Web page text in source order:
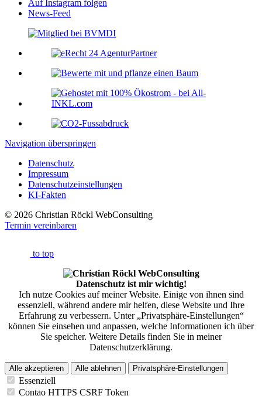
Auf Instagram folgen
News-Feed
Navigation überspringen
Datenschutz
Impressum
Datenschutzeinstellungen
KI-Fakten
© 2026 Christian Röckl WebConsulting
Termin vereinbaren
to top
Datenschutz ist mir wichtig!
Ich nutze Cookies auf meiner Website. Einige von ihnen sind
essenziell, während andere mir helfen, diese Website und Ihre
Erfahrung zu verbessern. Unter „Privatsphäre-Einstellungen“
können Sie einsehen und anpassen, welche Informationen ich über
Sie speicher. Weitere Details finden Sie in meiner
Datenschutzerklärung.
Alle akzeptieren Alle ablehnen Privatsphäre-Einstellungen
Essenziell
Contao HTTPS CSRF Token